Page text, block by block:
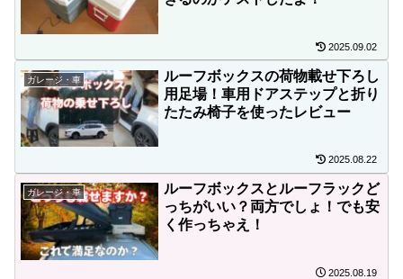
2025.09.02
ガレージ・車
ルーフボックスの荷物載せ下ろし
用足場！車用ドアステップと折り
たたみ椅子を使ったレビュー
2025.08.22
ガレージ・車
ルーフボックスとルーフラックど
っちがいい？両方でしょ！でも安
く作っちゃえ！
2025.08.19